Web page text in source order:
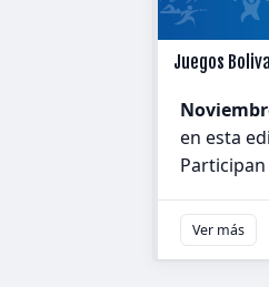
Juegos
en esta
Ver más